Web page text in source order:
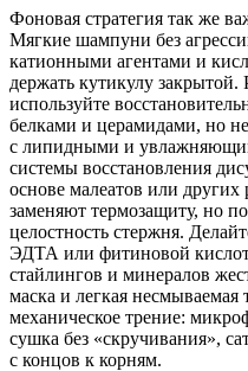
Фоновая стратегия так же
Мягкие шампуни без
катионными агентами и
держать кутикулу
используйте
белками и церамидами, но
с липидными и
системы восстановления
основе малеатов или
заменяют термозащиту, но
целостность стержня.
ЭДТА или фитиновой
стайлингов и минералов
маска и легкая
механическое трение:
сушка без «скручивания»,
с концов к корням.